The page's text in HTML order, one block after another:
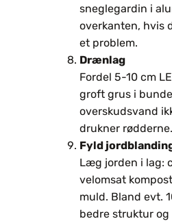
sneglegardin i
overkanten, hvis
et problem.
Drænlag
Fordel 5-10 cm
groft grus i
overskudsvand
drukner rødderne.
Fyld
Læg jorden i lag:
velomsat
muld. Bland evt.
bedre struktur og